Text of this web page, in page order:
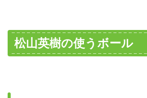
松山英樹の使うボール